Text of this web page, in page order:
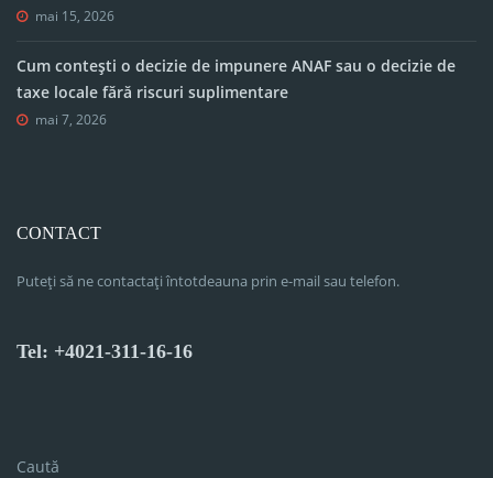
mai 15, 2026
Cum contești o decizie de impunere ANAF sau o decizie de
taxe locale fără riscuri suplimentare
mai 7, 2026
CONTACT
Puteți să ne contactați întotdeauna prin e-mail sau telefon.
Tel: +4021-311-16-16
Caută